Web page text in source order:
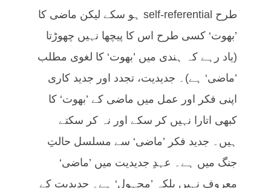
طرح self-referential ہو سکے لیکن ماضی کا
’بھوت‘ کسی طرح اس کا پیچھا نہیں چھوڑتا
(یاد رہے کہ ہندی میں ’بھوت‘ کا لغوی مطلب
’ماضی‘ ہے)۔ جدیدیت، تجدد اور جدید کاری
اپنی فکر اور عمل میں ماضی کے ’بھوت‘ کا
کبھی اتارا نہیں کر سکے اور نہ کر سکتے
ہیں۔ جدید فکر ’ماضی‘ سے مسلسل حالتِ
جنگ میں ہے۔ عہدِ جدیدیت میں ’ماضی‘
معروف نہیں بلکہ ’مجہول‘ ہے۔ جدیدیت کے